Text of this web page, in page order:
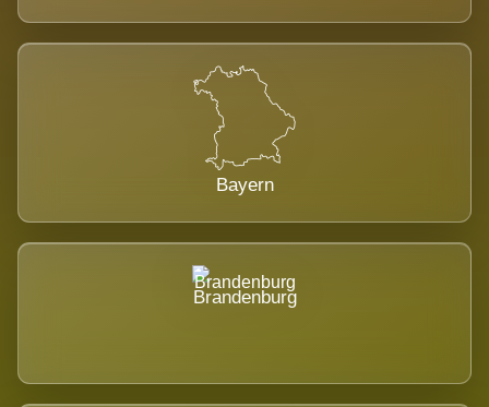
Bayern
Brandenburg